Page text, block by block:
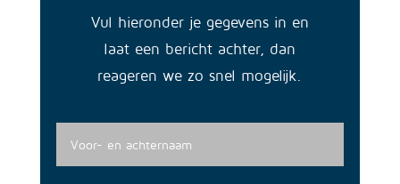
Vul hieronder je gegevens in en
laat een bericht achter, dan
reageren we zo snel mogelijk.